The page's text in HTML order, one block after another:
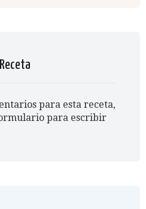
para esta receta,
para escribir